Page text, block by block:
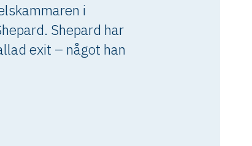
i
Shepard har
exit – något han